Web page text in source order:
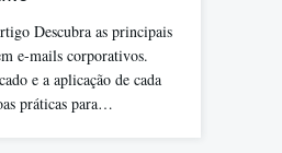
Descubra as principais
e-mails corporativos.
e a aplicação de cada
práticas para…